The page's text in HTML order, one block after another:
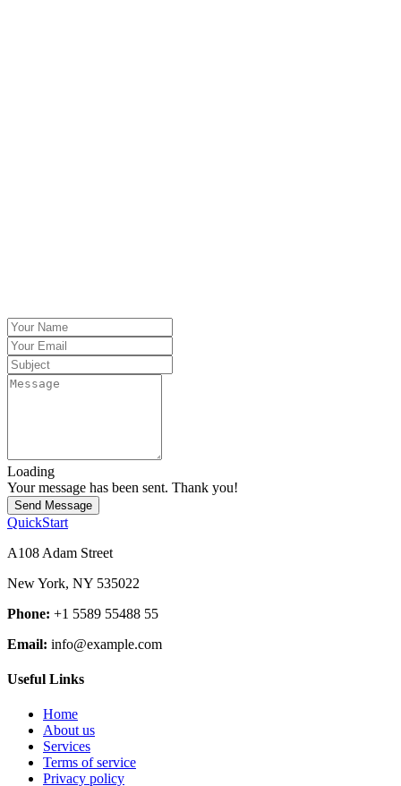
Loading
Your message has been sent. Thank you!
Send Message
QuickStart
A108 Adam Street
New York, NY 535022
Phone: +1 5589 55488 55
Email: info@example.com
Useful Links
Home
About us
Services
Terms of service
Privacy policy